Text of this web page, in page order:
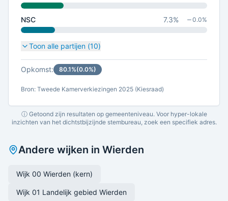
NSC 7.3% 0.0%
Toon alle partijen (10)
Opkomst: 80.1%(0.0%)
Bron: Tweede Kamerverkiezingen 2025 (Kiesraad)
ⓘ Getoond zijn resultaten op gemeenteniveau. Voor hyper-lokale
inzichten van het dichtstbijzijnde stembureau, zoek een specifiek adres.
Andere wijken in Wierden
Wijk 00 Wierden (kern)
Wijk 01 Landelijk gebied Wierden